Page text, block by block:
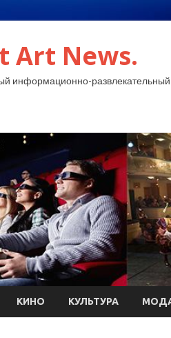
Art News.
информационно-
КИНО КУЛЬТУРА